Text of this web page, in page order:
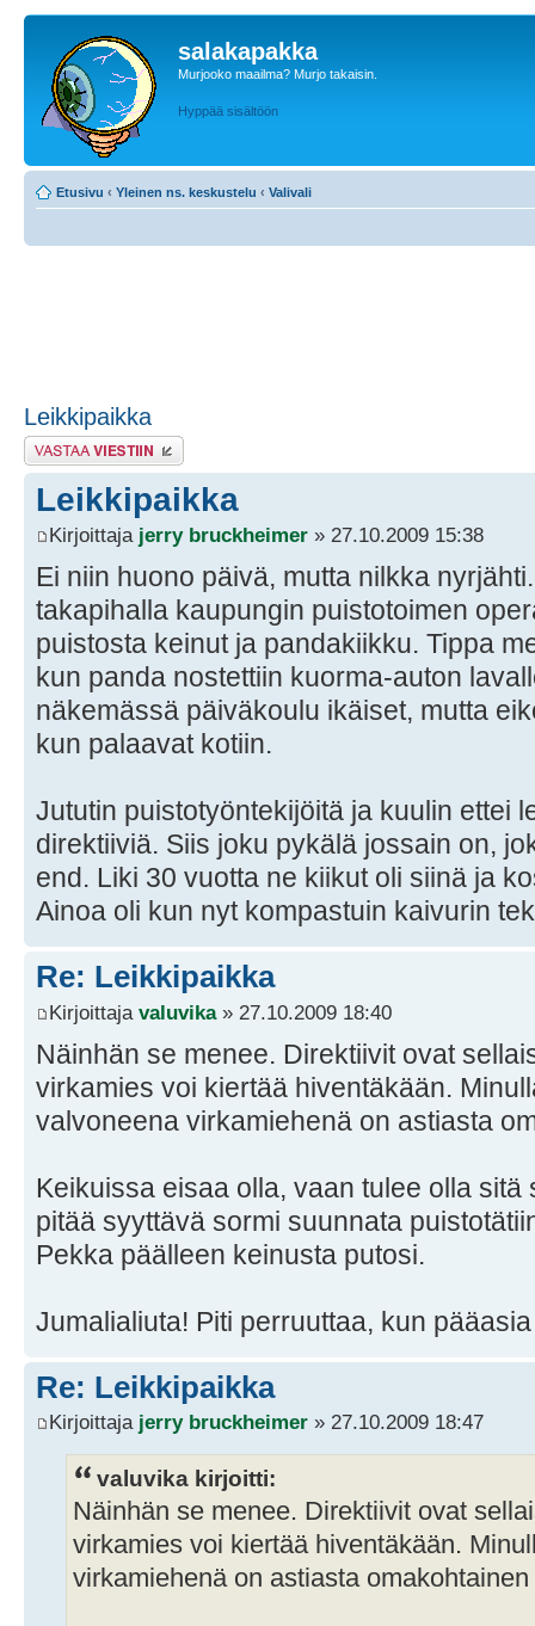
salakapakka
Murjooko maailma? Murjo takaisin.
Hyppää sisältöön
Etusivu ‹ Yleinen ns. keskustelu ‹ Valivali
Leikkipaikka
Lähetä vastaus
Leikkipaikka
Kirjoittaja jerry bruckheimer » 27.10.2009 15:38
Ei niin huono päivä, mutta nilkka
takapihalla kaupungin puistotoimen
puistosta keinut ja pandakiikku. Tippa
kun panda nostettiin kuorma-auton
näkemässä päiväkoulu ikäiset, mutta
kun palaavat kotiin.
Jututin puistotyöntekijöitä ja kuulin ettei
direktiiviä. Siis joku pykälä jossain on,
end. Liki 30 vuotta ne kiikut oli siinä ja
Ainoa oli kun nyt kompastuin kaivurin
Re: Leikkipaikka
Kirjoittaja valuvika» 27.10.2009 18:40
Näinhän se menee. Direktiivit ovat
virkamies voi kiertää hiventäkään.
valvoneena virkamiehenä on astiasta
Keikuissa eisaa olla, vaan tulee olla sitä
pitää syyttävä sormi suunnata
Pekka päälleen keinusta putosi.
Jumalialiuta! Piti perruuttaa, kun
Re: Leikkipaikka
Kirjoittaja jerry bruckheimer » 27.10.2009 18:47
valuvika kirjoitti:
Näinhän se menee. Direktiivit ovat
virkamies voi kiertää hiventäkään.
virkamiehenä on astiasta